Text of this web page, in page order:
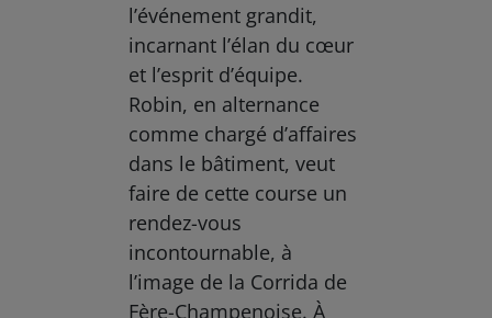
l’événement grandit,
incarnant l’élan du cœur
et l’esprit d’équipe.
Robin, en alternance
comme chargé d’affaires
dans le bâtiment, veut
faire de cette course un
rendez-vous
incontournable, à
l’image de la Corrida de
Fère-Champenoise. À